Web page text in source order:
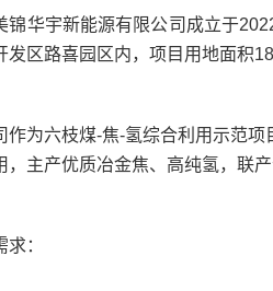
锦华宇新能源有限公司成立于
发区路喜园区内，项目用地面积
作为六枝煤-焦-氢综合利用示范
，主产优质冶金焦、高纯氢，联
求：